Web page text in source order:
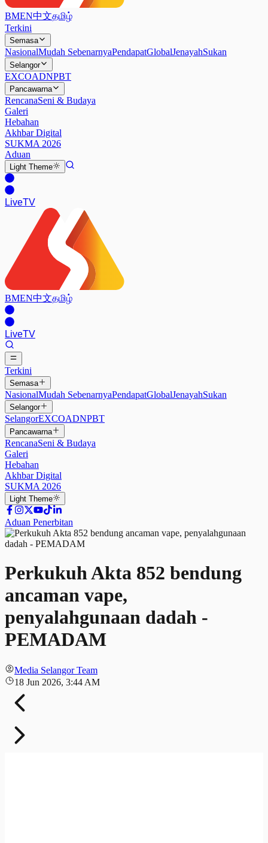
BMEN中文தமிழ்
Terkini
Semasa
NasionalMudah SebenarnyaPendapatGlobalJenayahSukan
Selangor
EXCOADNPBT
Pancawarna
RencanaSeni & Budaya
Galeri
Hebahan
Akhbar Digital
SUKMA 2026
Aduan
Light Theme
LiveTV
BMEN中文தமிழ்
LiveTV
Terkini
Semasa
NasionalMudah SebenarnyaPendapatGlobalJenayahSukan
Selangor
SelangorEXCOADNPBT
Pancawarna
RencanaSeni & Budaya
Galeri
Hebahan
Akhbar Digital
SUKMA 2026
Light Theme
Aduan Penerbitan
Perkukuh Akta 852 bendung
ancaman vape,
penyalahgunaan dadah -
PEMADAM
Media Selangor Team
18 Jun 2026, 3:44 AM